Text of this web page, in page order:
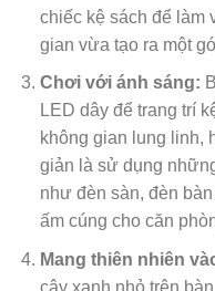
chiếc kệ sách để làm
gian vừa tạo ra một
Chơi với ánh sáng:
LED dây để trang trí
không gian lung linh,
giản là sử dụng
như đèn sàn, đèn
ấm cúng cho căn
Mang thiên nhiên
cây xanh nhỏ trên